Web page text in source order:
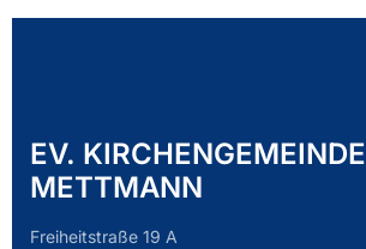
EV. KIRCHENGEMEINDE
METTMANN
Freiheitstraße 19 A